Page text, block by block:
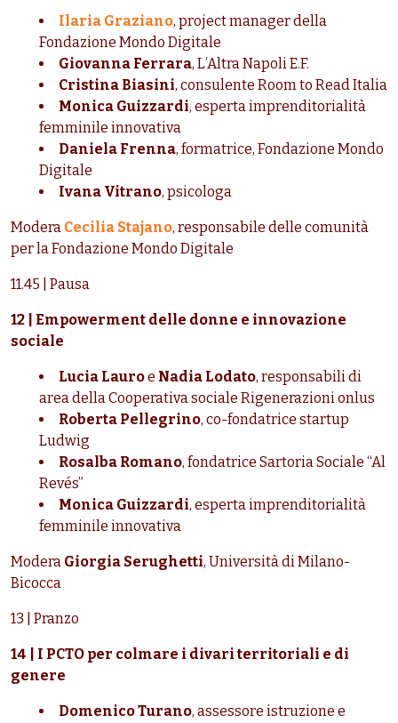
Ilaria Graziano, project manager della
Fondazione Mondo Digitale
Giovanna Ferrara, L’Altra Napoli E.F.
Cristina Biasini, consulente Room to Read Italia
Monica Guizzardi, esperta imprenditorialità
femminile innovativa
Daniela Frenna, formatrice, Fondazione Mondo
Digitale
Ivana Vitrano, psicologa
Modera Cecilia Stajano, responsabile delle comunità
per la Fondazione Mondo Digitale
11.45 | Pausa
12 | Empowerment delle donne e innovazione
sociale
Lucia Lauroe Nadia Lodato, responsabili di
area della Cooperativa sociale Rigenerazioni onlus
Roberta Pellegrino, co-fondatrice startup
Ludwig
Rosalba Romano, fondatrice Sartoria Sociale “Al
Revés”
Monica Guizzardi, esperta imprenditorialità
femminile innovativa
Modera Giorgia Serughetti, Università di Milano-
Bicocca
13 | Pranzo
14 | I PCTO per colmare i divari territoriali e di
genere
Domenico Turano, assessore istruzione e